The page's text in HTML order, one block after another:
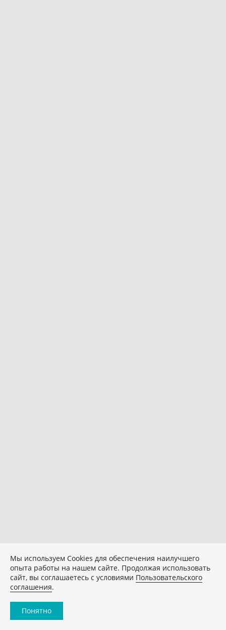
Мы используем Сookies для обеспечения наилучшего
опыта работы на нашем сайте. Продолжая использовать
сайт, вы соглашаетесь с условиями Пользовательского
соглашения.
Понятно